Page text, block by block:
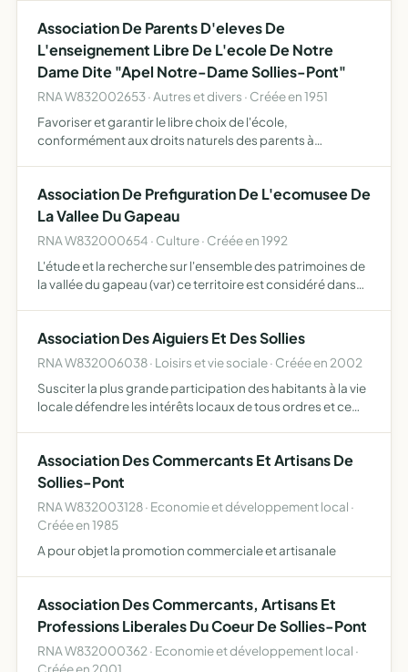
Association De Parents D'eleves De
L'enseignement Libre De L'ecole De Notre
Dame Dite "Apel Notre-Dame Sollies-Pont"
RNA W832002653 · Autres et divers · Créée en 1951
Favoriser et garantir le libre choix de l'école,
conformément aux droits naturels des parents à
l'enseignement catho…
Association De Prefiguration De L'ecomusee De
La Vallee Du Gapeau
RNA W832000654 · Culture · Créée en 1992
L'étude et la recherche sur l'ensemble des patrimoines de
la vallée du gapeau (var) ce territoire est considéré dans
Association Des Aiguiers Et Des Sollies
RNA W832006038 · Loisirs et vie sociale · Créée en 2002
Susciter la plus grande participation des habitants à la vie
locale défendre les intérêts locaux de tous ordres et ce
Association Des Commercants Et Artisans De
Sollies-Pont
RNA W832003128 · Economie et développement local ·
Créée en 1985
A pour objet la promotion commerciale et artisanale
Association Des Commercants, Artisans Et
Professions Liberales Du Coeur De Sollies-Pont
RNA W832000362 · Economie et développement local ·
Créée en 2001